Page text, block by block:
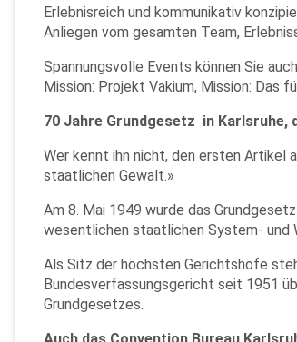
Erlebnisreich und kommunikativ
Anliegen vom gesamten Team,
Spannungsvolle Events können Sie
Mission: Projekt Vakium, Mission: Das
70 Jahre Grundgesetz in Karlsruhe,
Wer kennt ihn nicht, den ersten Artikel
staatlichen Gewalt.»
Am 8. Mai 1949 wurde das
wesentlichen staatlichen System- und
Als Sitz der höchsten Gerichtshöfe
Bundesverfassungsgericht seit 1951
Grundgesetzes.